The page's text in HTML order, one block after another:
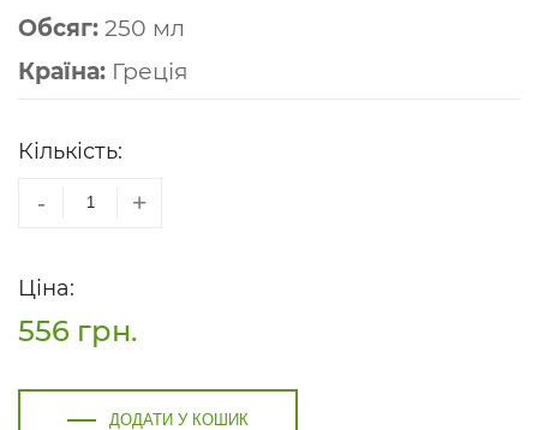
Обсяг: 250 мл
Країна: Греція
Кількість:
- +
Ціна:
556 грн.
ДОДАТИ У КОШИК